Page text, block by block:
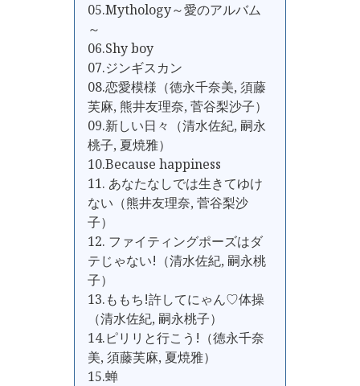
05.Mythology～愛のアルバム
～
06.Shy boy
07.ジンギスカン
08.恋愛模様（徳永千奈美, 須藤
芙麻, 熊井友理奈, 菅谷梨沙子）
09.新しい日々（清水佐紀, 嗣永
桃子, 夏焼雅）
10.Because happiness
11. あなたなしでは生きてゆけ
ない（熊井友理奈, 菅谷梨沙
子）
12. ファイティングポーズはダ
テじゃない!（清水佐紀, 嗣永桃
子）
13.ももち!許してにゃん♡体操
（清水佐紀, 嗣永桃子）
14.ピリリと行こう!（徳永千奈
美, 須藤芙麻, 夏焼雅）
15.蝉